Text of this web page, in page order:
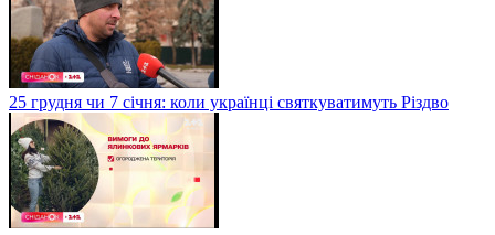
25 грудня чи 7 січня: коли українці святкуватимуть Різдво